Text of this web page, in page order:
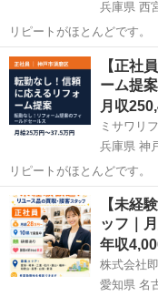
兵庫県 西
リピートがほとんどです。
お客さまへのご…
兵庫 西宮市 営業
【正社
ーム提
月収
ミサワリ
兵庫県 神
リピートがほとんどです。
お客さまへのご…
兵庫 神戸市 営業
【未経
ッフ｜
年収
株式会社
愛知県 名